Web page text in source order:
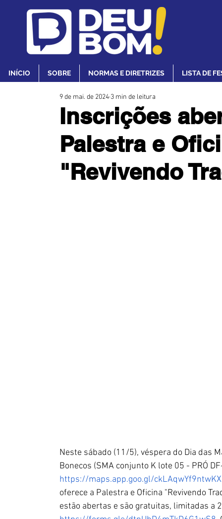
INÍCIO SOBRE NORMAS E DIRETRIZES LISTA DE
Inscrições
Palestra e
"Revivendo
9 de mai. de 2024 3 min de leitura
Neste sábado (11/5), véspera do Dia das
Bonecos (SMA conjunto K lote 05 - PRÓ
https://maps.app.goo.gl/
oferece a Palestra e Oficina "Revivendo
estão abertas e são gratuitas, limitadas a